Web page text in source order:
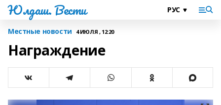
Юлдаш. Вести
Местные новости 4 ИЮЛЯ , 12:20
Награждение